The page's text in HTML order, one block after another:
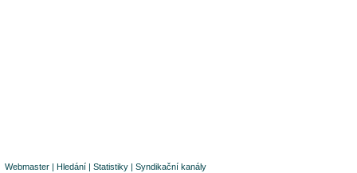
Webmaster | Hledání | Statistiky | Syndikační kanály